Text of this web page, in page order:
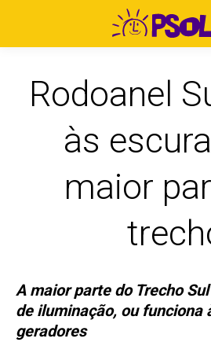
Rodoanel
às
maior
A maior parte do Trecho
de iluminação, ou funciona
geradores